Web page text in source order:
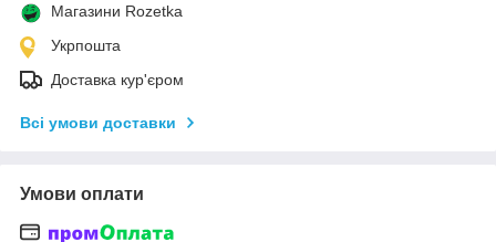
Магазини Rozetka
Укрпошта
Доставка кур'єром
Всі умови доставки
Умови оплати